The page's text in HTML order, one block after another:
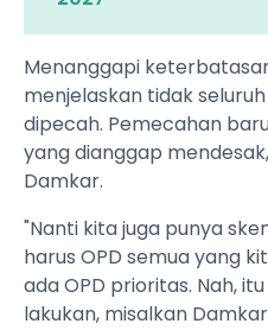
Menanggapi
menjelaskan tidak
dipecah. Pemecahan
yang dianggap
Damkar.
"Nanti kita juga punya
harus OPD semua yang
ada OPD prioritas. Nah,
lakukan, misalkan